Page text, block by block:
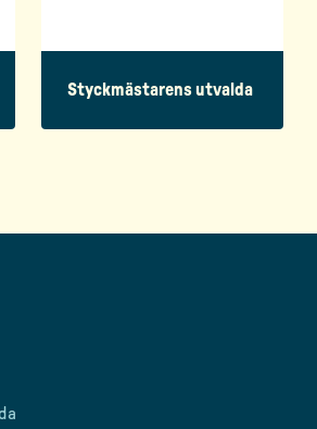
Styckmästarens utvalda